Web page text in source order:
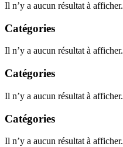
Il n’y a aucun résultat à afficher.
Catégories
Il n’y a aucun résultat à afficher.
Catégories
Il n’y a aucun résultat à afficher.
Catégories
Il n’y a aucun résultat à afficher.